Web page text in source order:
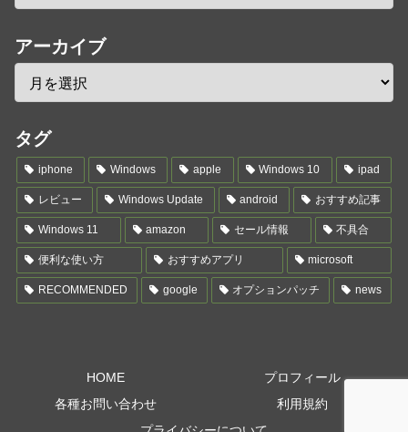
アーカイブ
タグ
iphone Windows apple Windows 10 ipad
レビュー Windows Update android おすすめ記事
Windows 11 amazon セール情報 不具合
便利な使い方 おすすめアプリ microsoft
RECOMMENDED google オプションパッチ news
HOME
プロフィール
各種お問い合わせ
利用規約